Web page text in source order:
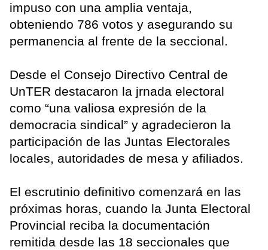
impuso con una amplia ventaja,
obteniendo 786 votos y asegurando su
permanencia al frente de la seccional.
Desde el Consejo Directivo Central de
UnTER destacaron la jrnada electoral
como “una valiosa expresión de la
democracia sindical” y agradecieron la
participación de las Juntas Electorales
locales, autoridades de mesa y afiliados.
El escrutinio definitivo comenzará en las
próximas horas, cuando la Junta Electoral
Provincial reciba la documentación
remitida desde las 18 seccionales que